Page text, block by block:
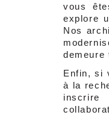
vous
explore
Nos
demeure
Enfin, si
à la
inscrire